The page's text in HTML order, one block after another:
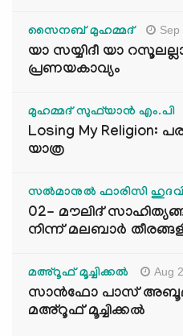
സൈനബ് മുഹമ്മദ് Sep
യാ സയ്യിദീ യാ
പ്രണയകാവ്യം
മുഹമ്മദ് സുഫ്‌യാൻ എം.പി
Losing My Religion:
യാത്ര
സൽമാനുൽ ഫാരിസി
02- മൗലിദ്
നിന്ന് മലബാർ
മഅ്റൂഫ് മൂച്ചിക്കല്‍ Aug
സാൻഫോ പാസ്
മഅ്റൂഫ് മൂച്ചിക്കല്‍